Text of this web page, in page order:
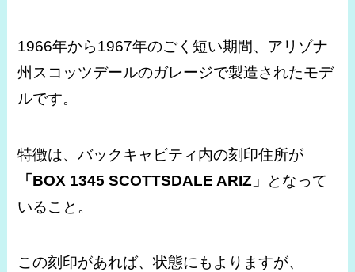
1966年から1967年のごく短い期間、アリゾナ
州スコッツデールのガレージで製造されたモデ
ルです。
特徴は、バックキャビティ内の刻印住所が
「BOX 1345 SCOTTSDALE ARIZ」
となって
いること。
この刻印があれば、状態にもよりますが、